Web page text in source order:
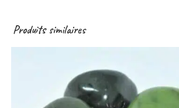
Produits similaires